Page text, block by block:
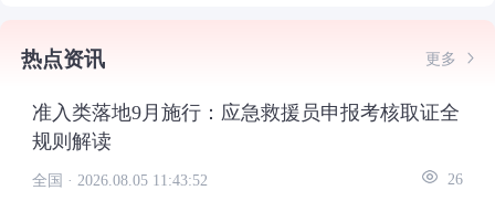
热点资讯 更多
准入类落地9月施行：应急救援员申报考核取证全
规则解读
全国 · 2026.08.05 11:43:52 26